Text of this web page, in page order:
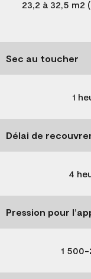
23,2 à 32,5 m2
Sec au toucher
1
Délai de
4
Pression pour
1